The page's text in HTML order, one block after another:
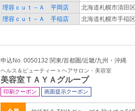
理容ｃｕｔ－Ａ 平岡店
北海道札幌市清田
理容ｃｕｔ－Ａ 手稲店
北海道札幌市手稲
申込No. 0050132 関東/首都圏/近畿/九州・沖縄
ヘルス＆ビューティー > ヘアサロン・美容室
美容室ＴＡＹＡグループ
印刷クーポン 画面提示クーポン